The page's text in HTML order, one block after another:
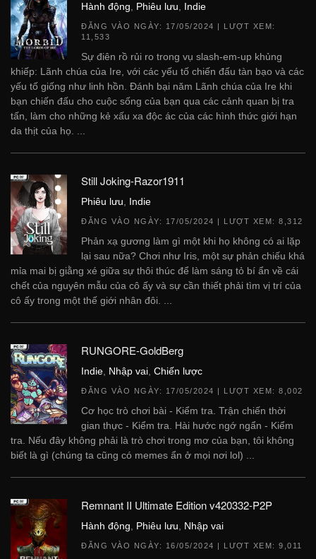
Hành động Phiêu lưu Indie
ĐĂNG VÀO NGÀY: 17/05/2024 | LƯỢT XEM:
11,533
Sự điên rồ rủi ro trong vụ slash-em-up khủng
khiếp: Lãnh chúa của Ire, với các yếu tố chiến đấu tàn bạo và các
yếu tố giống như linh hồn. Đánh bại năm Lãnh chúa của Ire khi
bạn chiến đấu cho cuộc sống của bạn qua các cảnh quan bị tra
tấn, làm cho những kẻ xấu xa độc ác của các hình thức giới hạn
da thịt của họ. ...
Still Joking-Razor1911
Phiêu lưu Indie
ĐĂNG VÀO NGÀY: 17/05/2024 | LƯỢT XEM: 8,312
Phản xạ gương làm gì một khi họ không có ai lặp
lại sau nữa? Chơi như Iris, một sự phản chiếu khá
mỉa mai bị giằng xé giữa sự thôi thúc để làm sáng tỏ bí ẩn về cái
chết của nguyên mẫu của cô ấy và sự cần thiết phải tìm vị trí của
cô ấy trong một thế giới nhân đôi. ...
RUNGORE-GoldBerg
Indie Nhập vai Chiến lược
ĐĂNG VÀO NGÀY: 17/05/2024 | LƯỢT XEM: 8,002
Cơ học trò chơi bài - Kiểm tra. Trận chiến thời
gian thực - Kiểm tra. Hài hước ngớ ngẩn - Kiểm
tra. Nếu đây không phải là trò chơi trong mơ của bạn, tôi không
biết là gì (chúng ta cũng có memes ẩn ở mọi nơi lol) ...
Remnant II Ultimate Edition v420332-P2P
Hành động Phiêu lưu Nhập vai
ĐĂNG VÀO NGÀY: 16/05/2024 | LƯỢT XEM: 9,011